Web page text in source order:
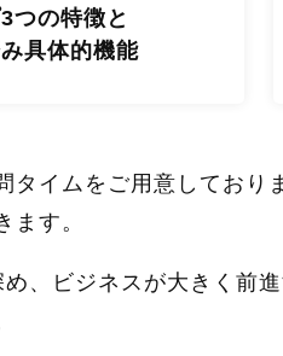
つの特徴と
具体的機能
タイムをご用意しており
ます。
、ビジネスが大きく前